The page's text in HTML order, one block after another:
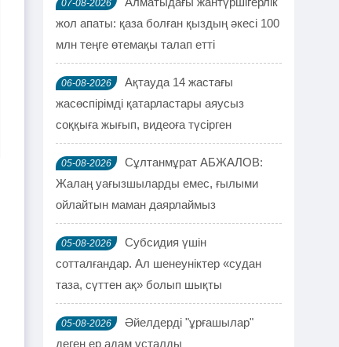
07-08-2026
жол апаты: қаза болған қыздың әкесі 100
млн теңге өтемақы талап етті
06-08-2026
Ақтауда 14 жастағы
жасөспірімді қатарластары аяусыз
соққыға жығып, видеоға түсірген
05-08-2026
Сұлтанмұрат АБЖАЛОВ:
Жалаң уағызшыларды емес, ғылыми
ойлайтын маман даярлаймыз
05-08-2026
Субсидия үшін
сотталғандар. Ал шенеуніктер «судан
таза, сүттен ақ» болып шықты
05-08-2026
Әйелдерді "ұрғашылар"
деген ер адам ұсталды